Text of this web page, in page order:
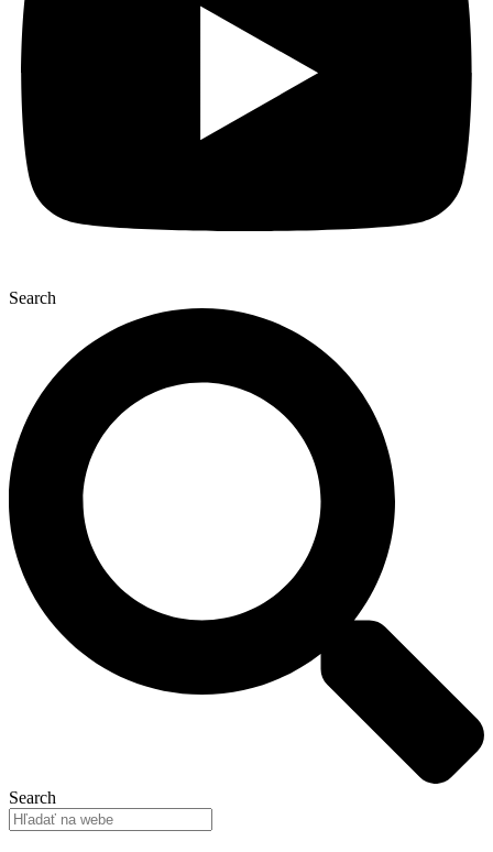
Search
Search